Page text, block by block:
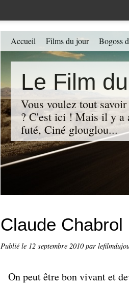
Le Film
Vous voulez tout
? C'est ici ! Mais il y a
futé, Ciné glouglou...
Accueil Films du jour Bogoss
Claude Chabrol
Publié le 12 septembre 2010par
On peut être bon vivant et